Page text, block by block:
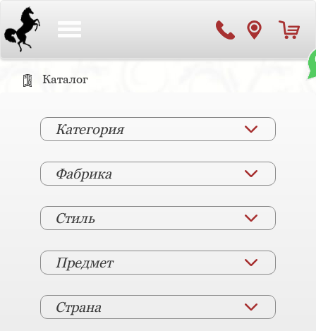
Каталог
Категория
Фабрика
Стиль
Предмет
Страна